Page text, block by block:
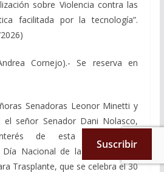
sobre Violencia contra las
facilitada por la tecnología”.
Cornejo).- Se reserva en
Leonor Minetti y
el señor Senador Dani Nolasco,
de esta Cámara la
Nacional de la Donación de
Trasplante, que se celebra el 30
Suscribir